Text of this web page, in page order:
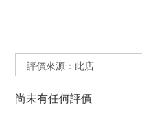
尚未有任何評價